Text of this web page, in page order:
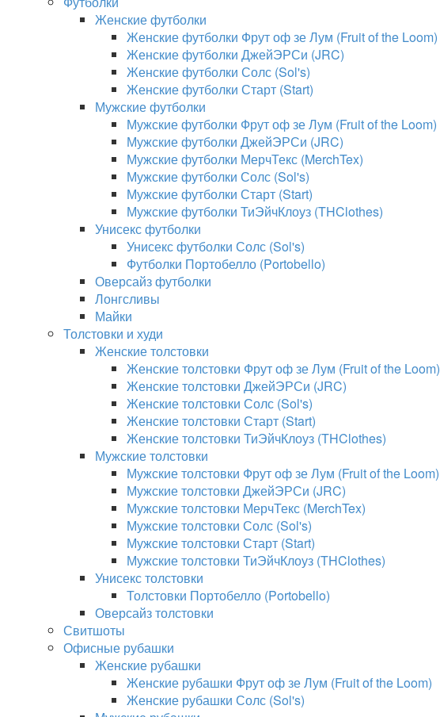
Женские футболки
Женские футболки Фрут оф зе Лум (Fruit of the Loom)
Женские футболки ДжейЭРСи (JRC)
Женские футболки Солс (Sol's)
Женские футболки Старт (Start)
Мужские футболки
Мужские футболки Фрут оф зе Лум (Fruit of the Loom)
Мужские футболки ДжейЭРСи (JRC)
Мужские футболки МерчТекс (MerchTex)
Мужские футболки Солс (Sol's)
Мужские футболки Старт (Start)
Мужские футболки ТиЭйчКлоуз (THClothes)
Унисекс футболки
Унисекс футболки Солс (Sol's)
Футболки Портобелло (Portobello)
Оверсайз футболки
Лонгсливы
Майки
Толстовки и худи
Женские толстовки
Женские толстовки Фрут оф зе Лум (Fruit of the Loom)
Женские толстовки ДжейЭРСи (JRC)
Женские толстовки Солс (Sol's)
Женские толстовки Старт (Start)
Женские толстовки ТиЭйчКлоуз (THClothes)
Мужские толстовки
Мужские толстовки Фрут оф зе Лум (Fruit of the Loom)
Мужские толстовки ДжейЭРСи (JRC)
Мужские толстовки МерчТекс (MerchTex)
Мужские толстовки Солс (Sol's)
Мужские толстовки Старт (Start)
Мужские толстовки ТиЭйчКлоуз (THClothes)
Унисекс толстовки
Толстовки Портобелло (Portobello)
Оверсайз толстовки
Свитшоты
Офисные рубашки
Женские рубашки
Женские рубашки Фрут оф зе Лум (Fruit of the Loom)
Женские рубашки Солс (Sol's)